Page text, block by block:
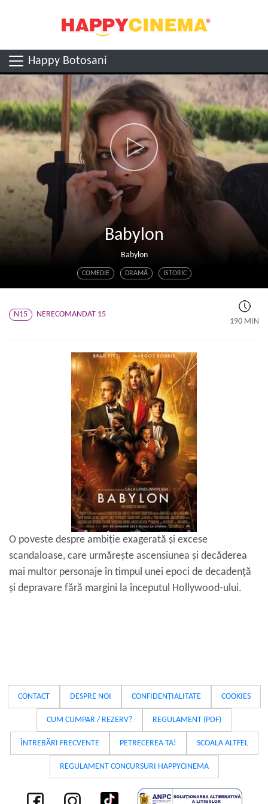
Happy Botosani
Babylon
Babylon
COMEDIE DRAMĂ ISTORIC
N15
NERECOMANDAT 15
190 MIN
O poveste despre ambiție exagerată și excese
scandaloase, care urmărește ascensiunea și decăderea
mai multor personaje în timpul unei epoci de decadență
și depravare fără margini la începutul Hollywood-ului.
CONTACT DESPRE NOI CONFIDENȚIALITATE COOKIES
CUM CUMPAR / REZERV? REGULAMENT (PDF)
ÎNTREBĂRI FRECVENTE PETRECEREA TA! SCOALA ALTFEL
REGULAMENT CONCURSURI HAPPYCINEMA